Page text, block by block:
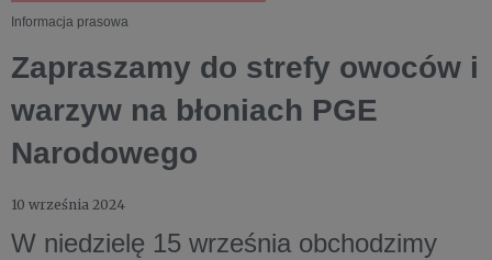
Informacja prasowa
Zapraszamy do strefy owoców i
warzyw na błoniach PGE
Narodowego
10 września 2024
W niedzielę 15 września obchodzimy